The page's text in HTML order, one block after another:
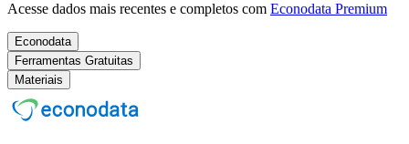
Acesse dados mais recentes e completos com Econodata Premium
Econodata
Ferramentas Gratuitas
Materiais